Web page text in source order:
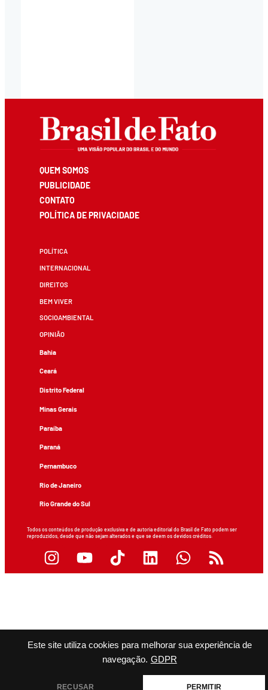
Este site utiliza cookies para melhorar sua experiência de
navegação. GDPR
RECUSAR PERMITIR
QUEM SOMOS
PUBLICIDADE
CONTATO
POLÍTICA DE PRIVACIDADE
POLÍTICA
INTERNACIONAL
DIREITOS
BEM VIVER
SOCIOAMBIENTAL
OPINIÃO
Bahia
Ceará
Distrito Federal
Minas Gerais
Paraíba
Paraná
Pernambuco
Rio de Janeiro
Rio Grande do Sul
Todos os conteúdos de produção exclusiva e de autoria editorial do Brasil de Fato podem ser
reproduzidos, desde que não sejam alterados e que se deem os devidos créditos.